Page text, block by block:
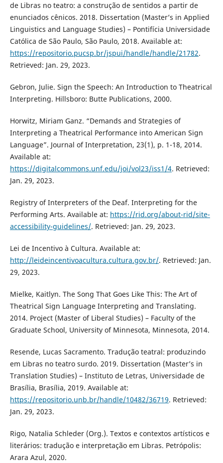
de Libras no teatro: a construção de sentidos a partir de
enunciados cênicos. 2018. Dissertation (Master’s in Applied
Linguistics and Language Studies) – Pontifícia Universidade
Católica de São Paulo, São Paulo, 2018. Available at:
https://repositorio.pucsp.br/jspui/handle/handle/21782.
Retrieved: Jan. 29, 2023.
Gebron, Julie. Sign the Speech: An Introduction to Theatrical
Interpreting. Hillsboro: Butte Publications, 2000.
Horwitz, Miriam Ganz. “Demands and Strategies of
Interpreting a Theatrical Performance into American Sign
Language”. Journal of Interpretation, 23(1), p. 1-18, 2014.
Available at:
https://digitalcommons.unf.edu/joi/vol23/iss1/4. Retrieved:
Jan. 29, 2023.
Registry of Interpreters of the Deaf. Interpreting for the
Performing Arts. Available at: https://rid.org/about-rid/site-
accessibility-guidelines/. Retrieved: Jan. 29, 2023.
Lei de Incentivo à Cultura. Available at:
http://leideincentivoacultura.cultura.gov.br/. Retrieved: Jan.
29, 2023.
Mielke, Kaitlyn. The Song That Goes Like This: The Art of
Theatrical Sign Language Interpreting and Translating.
2014. Project (Master of Liberal Studies) – Faculty of the
Graduate School, University of Minnesota, Minnesota, 2014.
Resende, Lucas Sacramento. Tradução teatral: produzindo
em Libras no teatro surdo. 2019. Dissertation (Master’s in
Translation Studies) – Instituto de Letras, Universidade de
Brasília, Brasília, 2019. Available at:
https://repositorio.unb.br/handle/10482/36719. Retrieved:
Jan. 29, 2023.
Rigo, Natalia Schleder (Org.). Textos e contextos artísticos e
literários: tradução e interpretação em Libras. Petrópolis:
Arara Azul, 2020.